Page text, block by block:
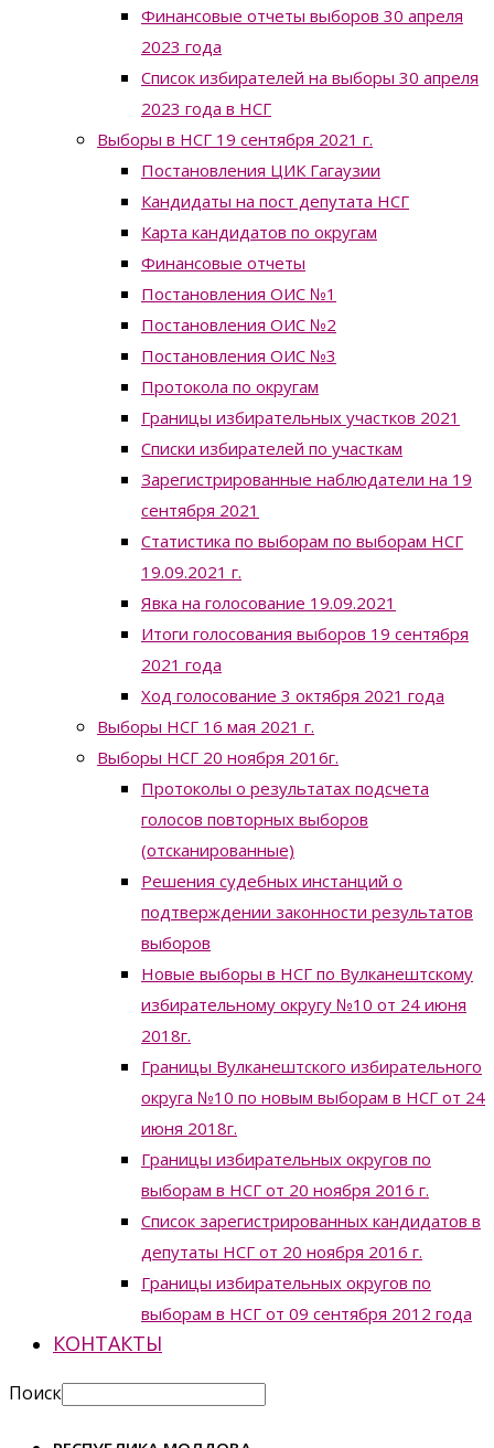
Финансовые отчеты выборов 30 апреля
2023 года
Список избирателей на выборы 30 апреля
2023 года в НСГ
Выборы в НСГ 19 сентября 2021 г.
Постановления ЦИК Гагаузии
Кандидаты на пост депутата НСГ
Карта кандидатов по округам
Финансовые отчеты
Постановления ОИС №1
Постановления ОИС №2
Постановления ОИС №3
Протокола по округам
Границы избирательных участков 2021
Списки избирателей по участкам
Зарегистрированные наблюдатели на 19
сентября 2021
Статистика по выборам по выборам НСГ
19.09.2021 г.
Явка на голосование 19.09.2021
Итоги голосования выборов 19 сентября
2021 года
Ход голосование 3 октября 2021 года
Выборы НСГ 16 мая 2021 г.
Выборы НСГ 20 ноября 2016г.
Протоколы о результатах подсчета
голосов повторных выборов
(отсканированные)
Решения судебных инстанций о
подтверждении законности результатов
выборов
Новые выборы в НСГ по Вулканештскому
избирательному округу №10 от 24 июня
2018г.
Границы Вулканештского избирательного
округа №10 по новым выборам в НСГ от 24
июня 2018г.
Границы избирательных округов по
выборам в НСГ от 20 ноября 2016 г.
Список зарегистрированных кандидатов в
депутаты НСГ от 20 ноября 2016 г.
Границы избирательных округов по
выборам в НСГ от 09 сентября 2012 года
КОНТАКТЫ
Поиск